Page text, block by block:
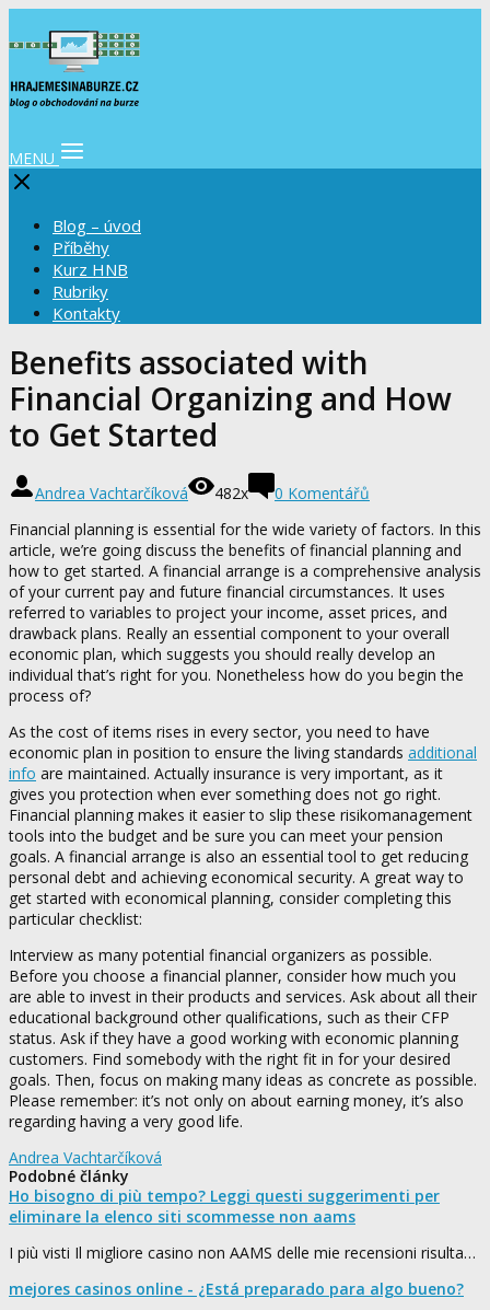
MENU
Blog – úvod
Příběhy
Kurz HNB
Rubriky
Kontakty
Benefits associated with
Financial Organizing and How
to Get Started
Andrea Vachtarčíková 482x
0 Komentářů
Financial planning is essential for the wide variety of factors. In this
article, we’re going discuss the benefits of financial planning and
how to get started. A financial arrange is a comprehensive analysis
of your current pay and future financial circumstances. It uses
referred to variables to project your income, asset prices, and
drawback plans. Really an essential component to your overall
economic plan, which suggests you should really develop an
individual that’s right for you. Nonetheless how do you begin the
process of?
As the cost of items rises in every sector, you need to have
economic plan in position to ensure the living standards additional
info are maintained. Actually insurance is very important, as it
gives you protection when ever something does not go right.
Financial planning makes it easier to slip these risikomanagement
tools into the budget and be sure you can meet your pension
goals. A financial arrange is also an essential tool to get reducing
personal debt and achieving economical security. A great way to
get started with economical planning, consider completing this
particular checklist:
Interview as many potential financial organizers as possible.
Before you choose a financial planner, consider how much you
are able to invest in their products and services. Ask about all their
educational background other qualifications, such as their CFP
status. Ask if they have a good working with economic planning
customers. Find somebody with the right fit in for your desired
goals. Then, focus on making many ideas as concrete as possible.
Please remember: it’s not only on about earning money, it’s also
regarding having a very good life.
Andrea Vachtarčíková
Podobné články
Ho bisogno di più tempo? Leggi questi suggerimenti per
eliminare la elenco siti scommesse non aams
I più visti Il migliore casino non AAMS delle mie recensioni risulta…
mejores casinos online - ¿Está preparado para algo bueno?